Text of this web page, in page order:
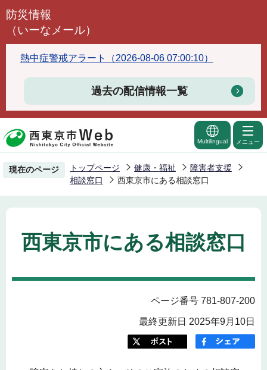
こ
頭
で
防災情報
（いーなメール）
熱中症警戒アラート（2026-08-06 07:00:10）
過去の配信情報一覧
Multilingual メニュー
現在のページ トップページ 健康・福祉
障害者支援
相談窓口
西東京市にある相談窓口
西東京市にある相談窓口
ページ番号 781-807-200
最終更新日 2025年9月10日